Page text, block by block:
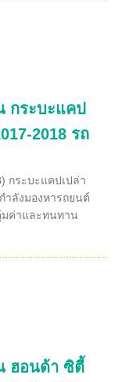
กระบะแคป
2018 รถ
กระบะแคปเปล่า
ำลังมองหารถยนต์
มค่าและทนทาน
ฮอนด้า ซิตี้